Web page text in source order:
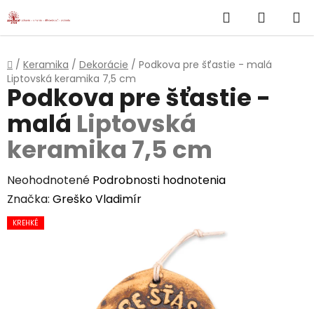
Prejsť
na
Hľadať
KOŠÍK
Domov
/ Keramika / Dekorácie / Podkova pre šťastie - malá
Liptovská keramika 7,5 cm
Podkova pre šťastie -
malá Liptovská
keramika 7,5 cm
Priemerné
hodnotenie
produktu
Neohodnotené Podrobnosti hodnotenia
Značka: Greško Vladimír
KREHKÉ